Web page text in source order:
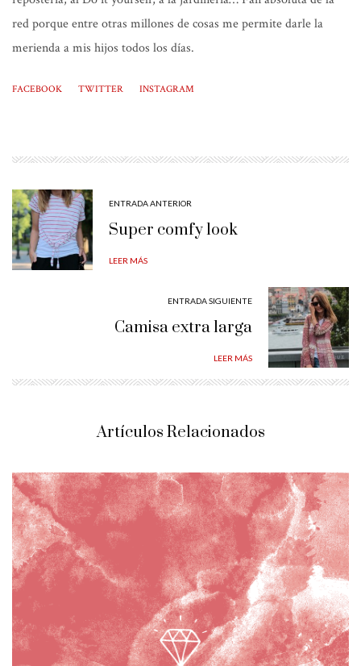
red porque entre otras millones de cosas me permite darle la
merienda a mis hijos todos los días.
FACEBOOK TWITTER INSTAGRAM
ENTRADA ANTERIOR
Super comfy look
LEER MÁS
ENTRADA SIGUIENTE
Camisa extra larga
LEER MÁS
Artículos Relacionados